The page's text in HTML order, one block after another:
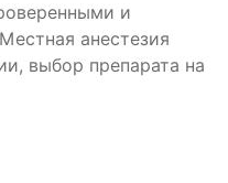
и
анестезия
выбор препарата на